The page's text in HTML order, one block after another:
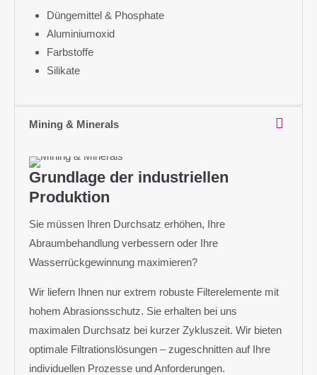
Düngemittel & Phosphate
Aluminiumoxid
Farbstoffe
Silikate
Mining & Minerals
Grundlage der industriellen
Produktion
Sie müssen Ihren Durchsatz erhöhen, Ihre
Abraumbehandlung verbessern oder Ihre
Wasserrückgewinnung maximieren?
Wir liefern Ihnen nur extrem robuste Filterelemente mit
hohem Abrasionsschutz. Sie erhalten bei uns
maximalen Durchsatz bei kurzer Zykluszeit. Wir bieten
optimale Filtrationslösungen – zugeschnitten auf Ihre
individuellen Prozesse und Anforderungen.